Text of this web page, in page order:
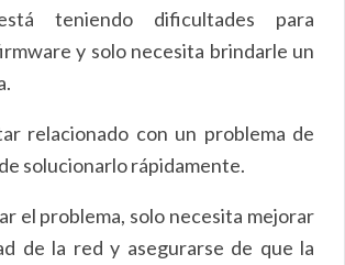
teniendo dificultades para
y solo necesita brindarle un
relacionado con un problema de
solucionarlo rápidamente.
el problema, solo necesita mejorar
de la red y asegurarse de que la